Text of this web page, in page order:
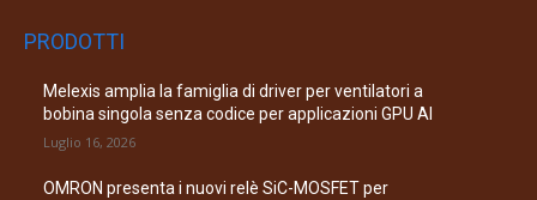
PRODOTTI
Melexis amplia la famiglia di driver per ventilatori a
bobina singola senza codice per applicazioni GPU AI
Luglio 16, 2026
OMRON presenta i nuovi relè SiC-MOSFET per